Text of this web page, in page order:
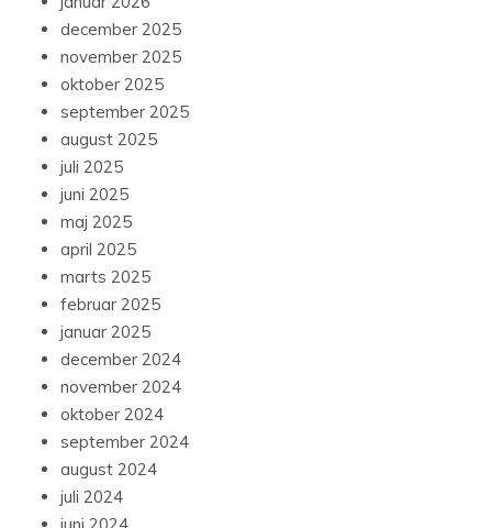
december 2025
november 2025
oktober 2025
september 2025
august 2025
juli 2025
juni 2025
maj 2025
april 2025
marts 2025
februar 2025
januar 2025
december 2024
november 2024
oktober 2024
september 2024
august 2024
juli 2024